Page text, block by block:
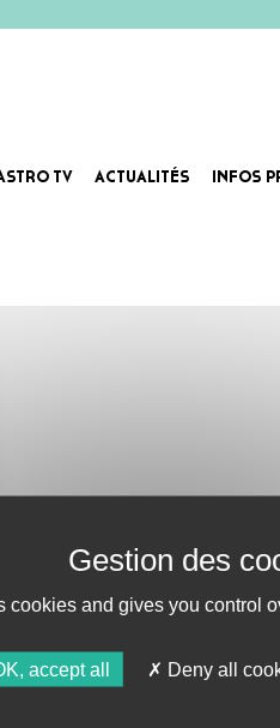
TV ACTUALITÉS INFOS
cookies and gives you control
accept all Deny all